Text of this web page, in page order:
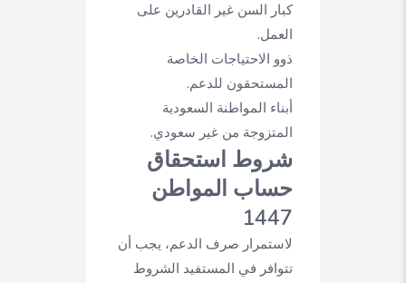
كبار السن غير القادرين على
العمل.
ذوو الاحتياجات الخاصة
المستحقون للدعم.
أبناء المواطنة السعودية
المتزوجة من غير سعودي.
شروط استحقاق
حساب المواطن
1447
لاستمرار صرف الدعم، يجب أن
تتوافر في المستفيد الشروط